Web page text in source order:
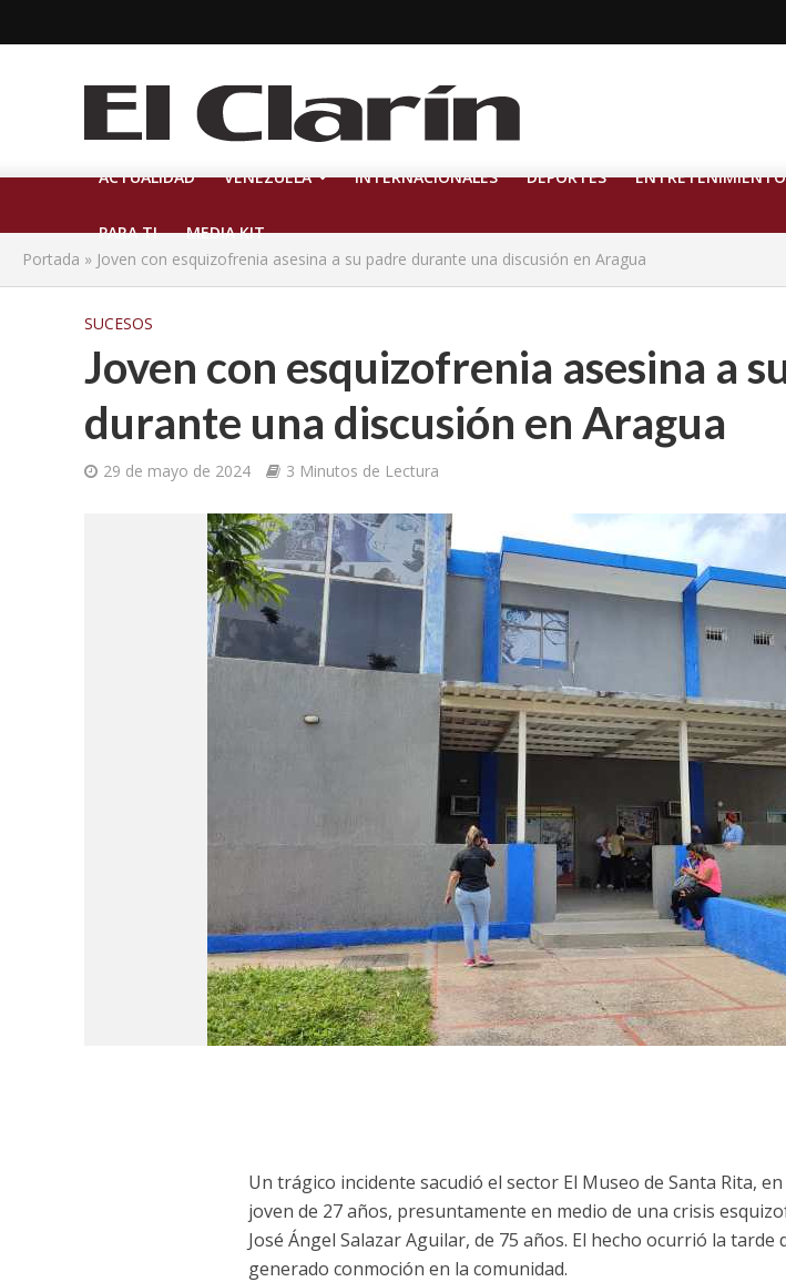
ACTUALIDAD VENEZUELA INTERNACIONALES DEPORTES ENTRETENIMIENTO
PARA TI
MEDIA KIT
Portada » Joven con esquizofrenia asesina a su padre durante una discusión en Aragua
SUCESOS
Joven con esquizofrenia asesina a
durante una discusión en Aragua
29 de mayo de 2024 3 Minutos de Lectura
Un trágico incidente sacudió el sector El Museo de Santa Rita,
joven de 27 años, presuntamente en medio de una crisis
José Ángel Salazar Aguilar, de 75 años. El hecho ocurrió la tarde
generado conmoción en la comunidad.